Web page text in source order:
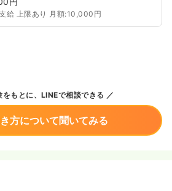
給 上限あり 月額:10,000円
をもとに、LINEで相談できる
方について聞いてみる